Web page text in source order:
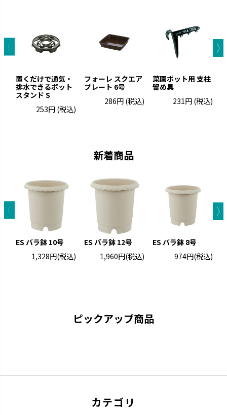
グレーニー
置くだけで通気・
排水できるポット
スタンド S
253円 (税込)
フォーレ スクエア
プレート 6号
286円 (税込)
菜園ポット用 支柱
留め具
231円 (税込)
新着商品
ES バラ鉢 10号
1,328円(税込)
ES バラ鉢 12号
1,960円(税込)
ES バラ鉢 8号
974円(税込)
ピックアップ商品
カテゴリ